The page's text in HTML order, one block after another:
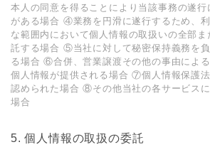
本⼈の同意を得ることにより当該事務の遂
がある場合 ④業務を円滑に遂⾏するため、
な範囲内において個⼈情報の取扱いの全部
託する場合 ⑤当社に対して秘密保持義務を
る場合 ⑥合併、営業譲渡その他の事由によ
個⼈情報が提供される場合 ⑦個⼈情報保護
認められた場合 ⑧その他当社の各サービス
場合
5. 個⼈情報の取扱の委託